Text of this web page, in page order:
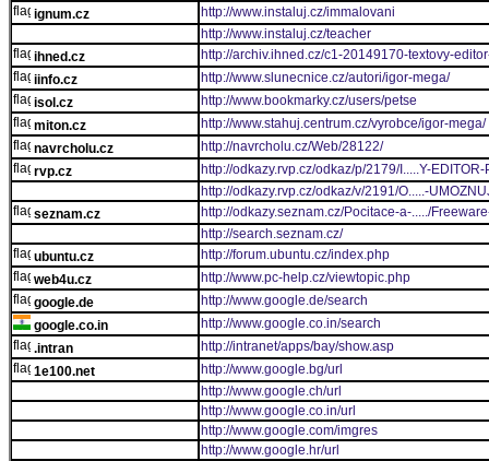
ignum.cz
http://www.instaluj.cz/immalovani
http://www.instaluj.cz/teacher
ihned.cz
http://archiv.ihned.cz/c1-20149170-textovy-
iinfo.cz
http://www.slunecnice.cz/autori/igor-mega/
isol.cz
http://www.bookmarky.cz/users/petse
miton.cz
http://www.stahuj.centrum.cz/vyrobce/igor-mega/
navrcholu.cz
http://navrcholu.cz/Web/28122/
rvp.cz
http://odkazy.rvp.cz/odkaz/p/2179/I.....Y-
http://odkazy.rvp.cz/odkaz/v/2191/O.....-
seznam.cz
http://odkazy.seznam.cz/Pocitace-a-...../
http://search.seznam.cz/
ubuntu.cz
http://forum.ubuntu.cz/index.php
web4u.cz
http://www.pc-help.cz/viewtopic.php
google.de
http://www.google.de/search
google.co.in
http://www.google.co.in/search
.intran
http://intranet/apps/bay/show.asp
1e100.net
http://www.google.bg/url
http://www.google.ch/url
http://www.google.co.in/url
http://www.google.com/imgres
http://www.google.hr/url